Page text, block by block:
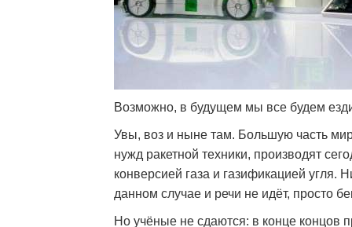
Возможно, в будущем мы все будем
Увы, воз и ныне там. Большую часть
нужд ракетной техники, производят
конверсией газа и газификацией угля.
данном случае и речи не идёт, просто
Но учёные не сдаются: в конце концов